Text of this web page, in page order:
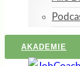
AKADEMIE